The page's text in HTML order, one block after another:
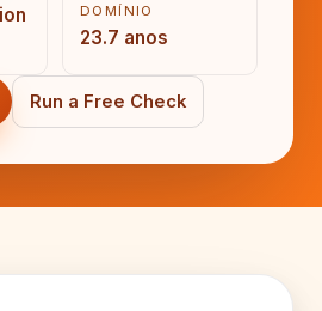
DOMÍNIO
23.7 anos
Run a Free Check